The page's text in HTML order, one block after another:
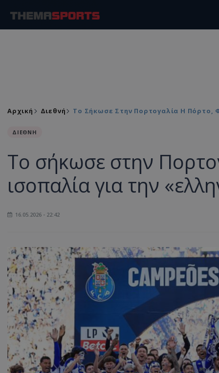
Αρχική Διεθνή Το Σήκωσε Στην Πορτογαλία Η Πόρτο,
ΔΙΕΘΝΗ
Το σήκωσε στην
ισοπαλία για την
16.05.2026 - 22:42